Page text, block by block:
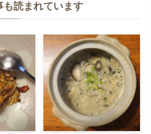
も読まれています